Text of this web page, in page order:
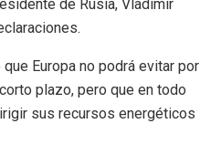
de Rusia, Vladimir
Europa no podrá evitar por
plazo, pero que en todo
sus recursos energéticos